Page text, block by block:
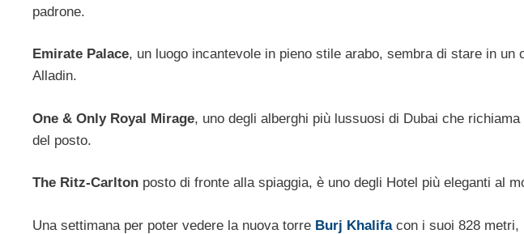
padrone.
Emirate Palace, un luogo incantevole in pieno stile arabo, sembra di stare in un
Alladin.
One & Only Royal Mirage, uno degli alberghi più lussuosi di Dubai che
del posto.
The Ritz-Carlton posto di fronte alla spiaggia, è uno degli Hotel più eleganti al
Una settimana per poter vedere la nuova torre Burj Khalifacon i suoi 828 metri,